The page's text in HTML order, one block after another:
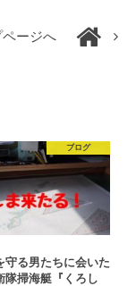
ページへ
ブログ
守る男たちに会いた
隊掃海艇『くろし